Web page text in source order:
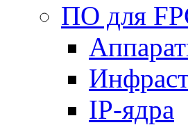
ПО для
IP-ядра